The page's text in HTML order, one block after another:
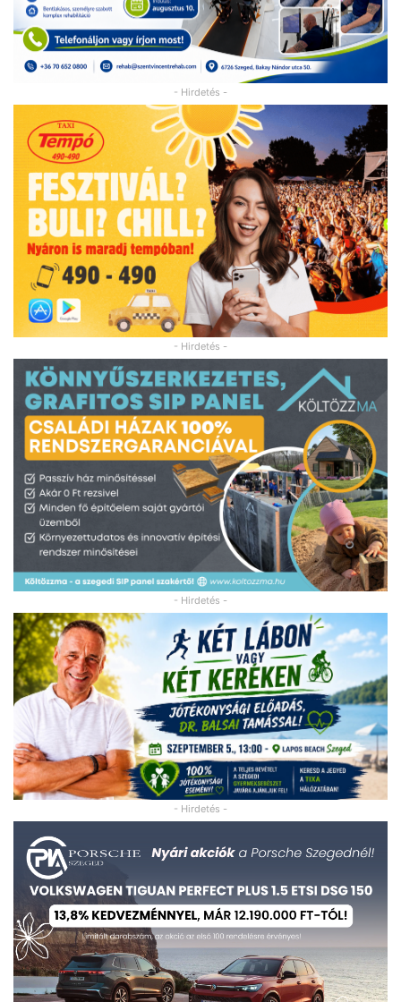
- Hirdetés -
- Hirdetés -
- Hirdetés -
- Hirdetés -